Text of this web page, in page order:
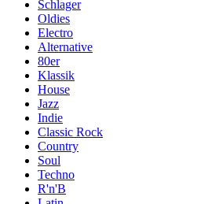
Schlager
Oldies
Electro
Alternative
80er
Klassik
House
Jazz
Indie
Classic Rock
Country
Soul
Techno
R'n'B